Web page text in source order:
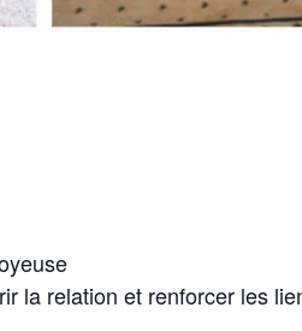
la relation et renforcer les